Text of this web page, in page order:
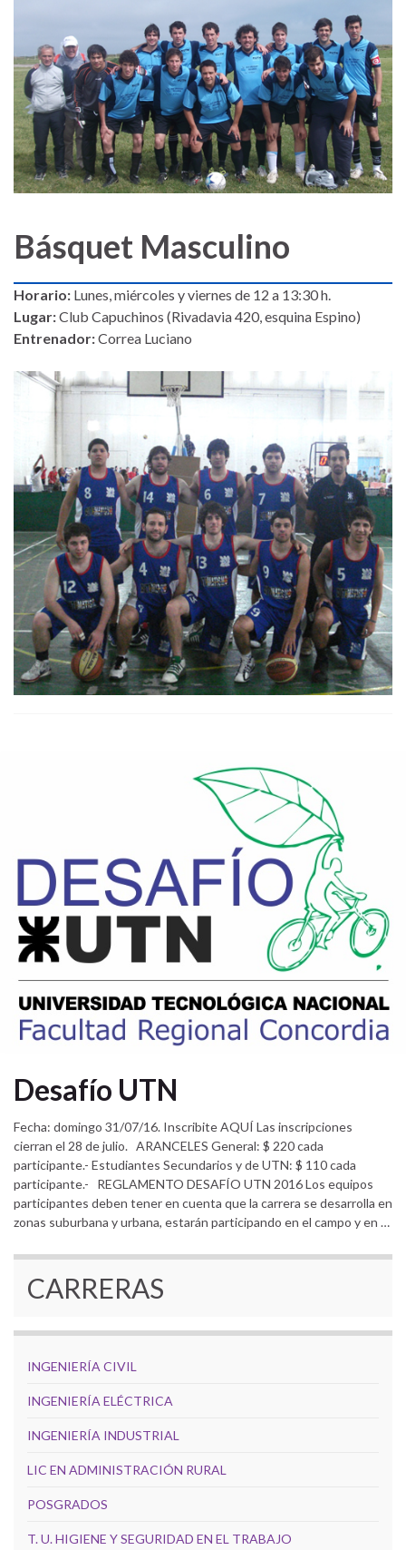
Básquet Masculino
Horario: Lunes, miércoles y viernes de 12 a 13:30 h.
Lugar:Club Capuchinos (Rivadavia 420, esquina Espino)
Entrenador:Correa Luciano
Desafío UTN
Fecha: domingo 31/07/16. Inscribite AQUÍ Las inscripciones
cierran el 28 de julio. ARANCELES General: $ 220 cada
participante.- Estudiantes Secundarios y de UTN: $ 110 cada
participante.- REGLAMENTO DESAFÍO UTN 2016 Los equipos
participantes deben tener en cuenta que la carrera se desarrolla en
zonas suburbana y urbana, estarán participando en el campo y en …
CARRERAS
INGENIERÍA CIVIL
INGENIERÍA ELÉCTRICA
INGENIERÍA INDUSTRIAL
LIC EN ADMINISTRACIÓN RURAL
POSGRADOS
T. U. HIGIENE Y SEGURIDAD EN EL TRABAJO